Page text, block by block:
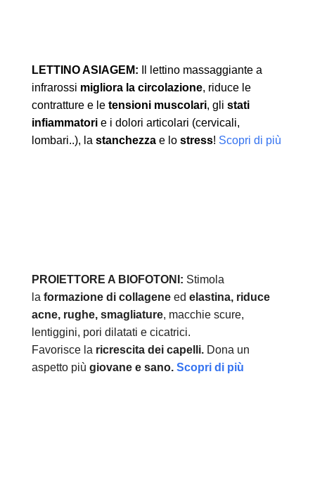
LETTINO ASIAGEM:
Il lettino massaggiante a
infrarossi migliora la circolazione, riduce le
contratture e le tensioni muscolari, gli stati
infiammatori e i dolori articolari (cervicali,
lombari..), la stanchezzae lo stress! Scopri di più
PROIETTORE A BIOFOTONI: Stimola
la formazione di collagene ed elastina, riduce
acne, rughe, smagliature, macchie scure,
lentiggini, pori dilatati e cicatrici.
Favorisce la ricrescita dei capelli. Dona un
aspetto più giovane e sano. Scopri di più